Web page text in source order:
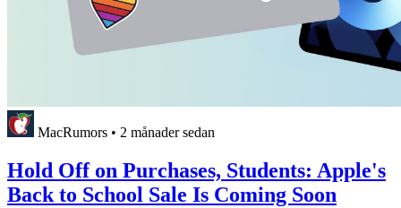
MacRumors • 2 månader sedan
Hold Off on Purchases, Students: Apple's
Back to School Sale Is Coming Soon